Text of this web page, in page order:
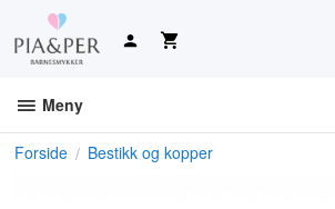
innholdet
Meny
Forside Bestikk og kopper